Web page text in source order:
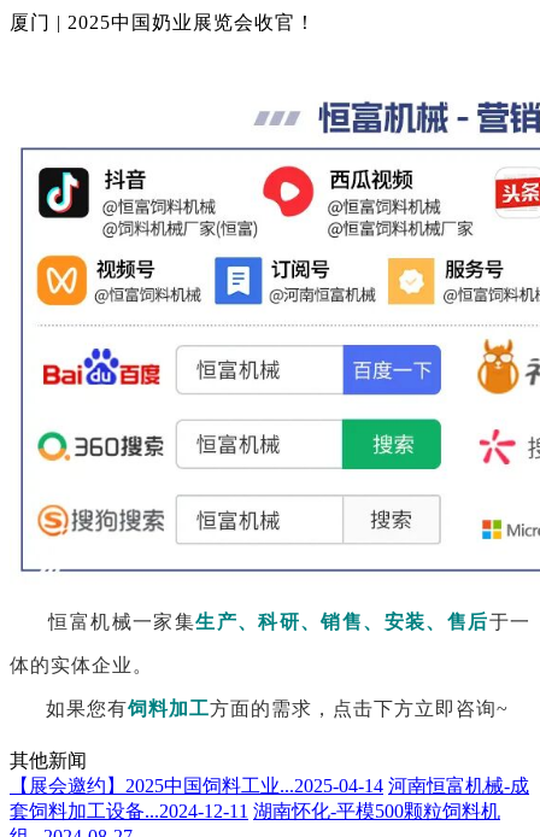
厦门 | 2025中国奶业展览会收官！
恒富机械一家集生产、科研、销售、安装、售后于一
体的实体企业。
如果您有饲料加工方面的需求，点击下方立即咨询~
其他新闻
【展会邀约】2025中国饲料工业...2025-04-14 河南恒富机械-成
套饲料加工设备...2024-12-11 湖南怀化-平模500颗粒饲料机